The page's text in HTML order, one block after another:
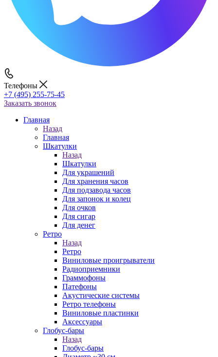
Телефоны
+7 (495) 255-75-45
Заказать звонок
Главная
Назад
Главная
Шкатулки
Назад
Шкатулки
Для украшений
Для хранения часов
Для подзавода часов
Для запонок и колец
Для очков
Для сигар
Для денег
Ретро
Назад
Ретро
Виниловые проигрыватели
Радиоприемники
Граммофоны
Патефоны
Акустические системы
Ретро телефоны
Виниловые пластинки
Аксессуары
Глобус-бары
Назад
Глобус-бары